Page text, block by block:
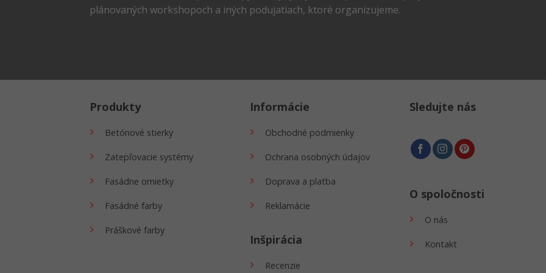
na
na
plánovaných workshopoch a iných podujatiach, ktoré organizujeme.
Produkty
Betónové stierky
Zatepľovacie systémy
Fasádne omietky
Fasádné farby
Práškové farby
Informácie
Obchodné podmienky
Ochrana osobných údajov
Doprava a platba
Reklamácie
Inšpirácia
Recenzie
Sledujte nás
O spoločnosti
O nás
Kontakt